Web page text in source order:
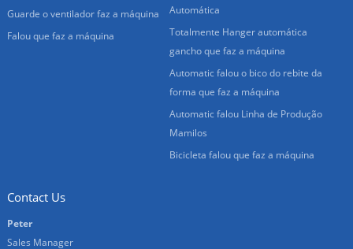
Guarde o ventilador faz a máquina
Falou que faz a máquina
Automática
Totalmente Hanger automática
gancho que faz a máquina
Automatic falou o bico do rebite da
forma que faz a máquina
Automatic falou Linha de Produção
Mamilos
Bicicleta falou que faz a máquina
Contact Us
Peter
Sales Manager